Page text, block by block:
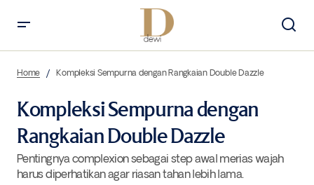
Home Kompleksi Sempurna dengan Rangkaian Double Dazzle
Kompleksi Sempurna dengan
Rangkaian Double Dazzle
Pentingnya complexion sebagai step awal merias wajah
harus diperhatikan agar riasan tahan lebih lama.